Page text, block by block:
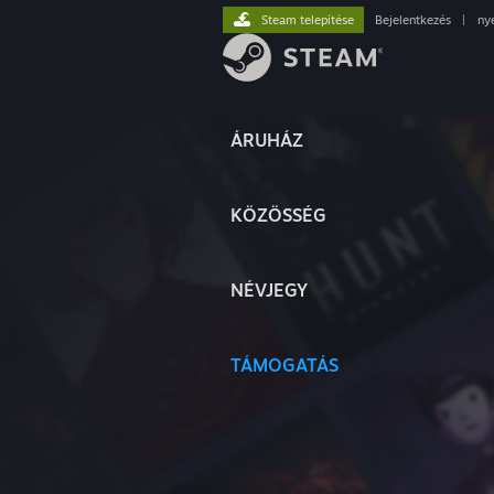
ÁRUHÁZ
KÖZÖSSÉG
NÉVJEGY
TÁMOGATÁS
Steam telepítése Bejelentkezés